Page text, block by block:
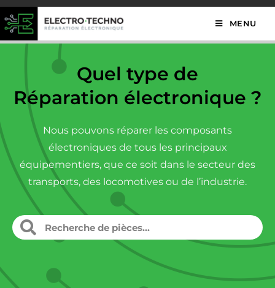
MENU
Quel type de
Réparation électronique ?
Nous pouvons réparer les composants
électroniques de tous les principaux
équipementiers, que ce soit dans le secteur des
transports, des locomotives ou de l’industrie.